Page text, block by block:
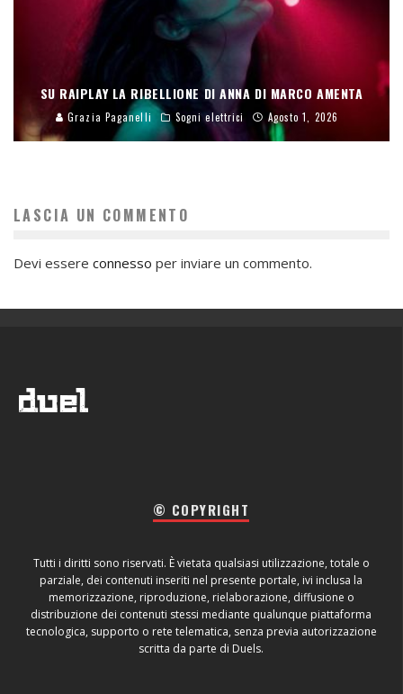
SU RAIPLAY LA RIBELLIONE DI ANNA DI MARCO AMENTA
Grazia Paganelli Sogni elettrici Agosto 1, 2026
LASCIA UN COMMENTO
Devi essere connesso per inviare un commento.
© COPYRIGHT
Tutti i diritti sono riservati. È vietata qualsiasi utilizzazione, totale o
parziale, dei contenuti inseriti nel presente portale, ivi inclusa la
memorizzazione, riproduzione, rielaborazione, diffusione o
distribuzione dei contenuti stessi mediante qualunque piattaforma
tecnologica, supporto o rete telematica, senza previa autorizzazione
scritta da parte di Duels.